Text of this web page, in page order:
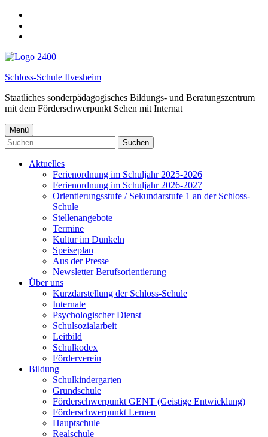
Fußzeile
Schloss-Schule Ilvesheim
Staatliches sonderpädagogisches Bildungs- und Beratungszentrum
mit dem Förderschwerpunkt Sehen mit Internat
Menü
Suchen
nach:
Aktuelles
Ferienordnung im Schuljahr 2025-2026
Ferienordnung im Schuljahr 2026-2027
Orientierungsstufe / Sekundarstufe 1 an der Schloss-
Schule
Stellenangebote
Termine
Kultur im Dunkeln
Speiseplan
Aus der Presse
Newsletter Berufsorientierung
Über uns
Kurzdarstellung der Schloss-Schule
Internate
Psychologischer Dienst
Schulsozialarbeit
Leitbild
Schulkodex
Förderverein
Bildung
Schulkindergarten
Grundschule
Förderschwerpunkt GENT (Geistige Entwicklung)
Förderschwerpunkt Lernen
Hauptschule
Realschule